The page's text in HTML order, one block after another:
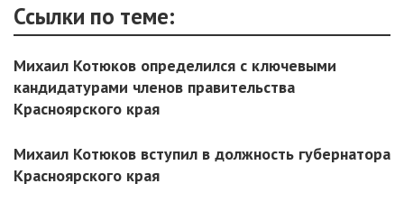
Ссылки по теме:
Михаил Котюков определился с ключевыми
кандидатурами членов правительства
Красноярского края
Михаил Котюков вступил в должность губернатора
Красноярского края